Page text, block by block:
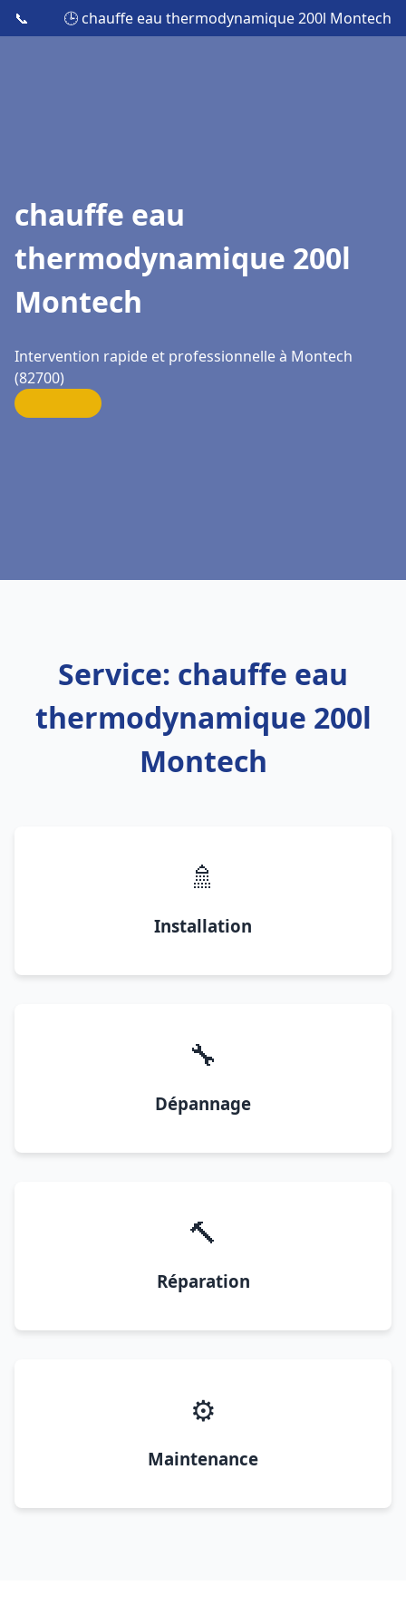
📞 🕒 chauffe eau thermodynamique 200l Montech
chauffe eau
thermodynamique 200l
Montech
Intervention rapide et professionnelle à Montech
(82700)
Service: chauffe eau
thermodynamique 200l
Montech
🚿
Installation
🔧
Dépannage
🔨
Réparation
⚙️
Maintenance